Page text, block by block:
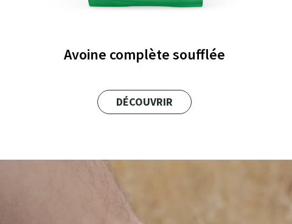
Avoine complète soufflée
DÉCOUVRIR